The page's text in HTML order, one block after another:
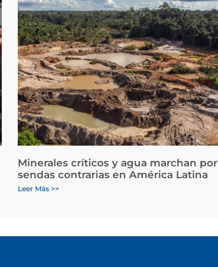
Minerales críticos y agua marchan por
sendas contrarias en América Latina
Leer Más >>